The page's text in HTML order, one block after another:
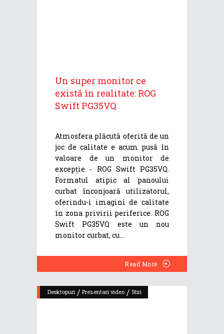
Un super monitor ce
există în realitate: ROG
Swift PG35VQ
Atmosfera plăcută oferită de un
joc de calitate e acum pusă în
valoare de un monitor de
excepție - ROG Swift PG35VQ.
Formatul atipic al panoului
curbat înconjoară utilizatorul,
oferindu-i imagini de calitate
în zona privirii periferice. ROG
Swift PG35VQ este un nou
monitor curbat, cu
Read More
Desktopuri / Prezentari video / Stiri